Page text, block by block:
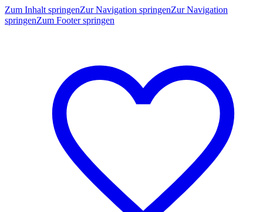
Zum Inhalt springenZur Navigation springenZur Navigation
springenZum Footer springen